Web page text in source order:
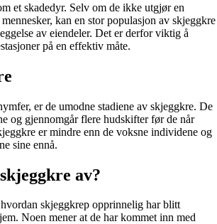
et skadedyr. Selv om de ikke utgjør en
kan en stor populasjon av skjeggkre
av eiendeler. Det er derfor viktig å
på en effektiv måte.
er de umodne stadiene av skjeggkre. De
og gjennomgår flere hudskifter før de når
er mindre enn de voksne individene og
sine ennå.
av?
skjeggkrep opprinnelig har blitt
Noen mener at de har kommet inn med